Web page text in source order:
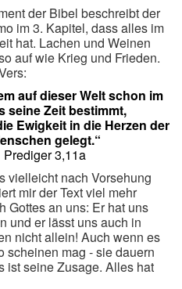
der Bibel beschreibt der
im 3. Kapitel, dass alles im
hat. Lachen und Weinen
auf wie Krieg und Frieden.
auf dieser Welt schon im
seine Zeit bestimmt,
Ewigkeit in die Herzen der
gelegt.“
Prediger 3,11a
vielleicht nach Vorsehung
mir der Text viel mehr
Gottes an uns: Er hat uns
und er lässt uns auch in
nicht allein! Auch wenn es
scheinen mag - sie dauern
ist seine Zusage. Alles hat